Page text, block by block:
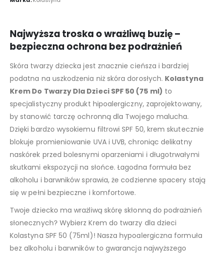
Najwyższa troska o wrażliwą buzię –
bezpieczna ochrona bez podrażnień
Skóra twarzy dziecka jest znacznie cieńsza i bardziej
podatna na uszkodzenia niż skóra dorosłych. Kolastyna
Krem Do Twarzy Dla Dzieci SPF 50 (75 ml) to
specjalistyczny produkt hipoalergiczny, zaprojektowany,
by stanowić tarczę ochronną dla Twojego malucha.
Dzięki bardzo wysokiemu filtrowi SPF 50, krem skutecznie
blokuje promieniowanie UVA i UVB, chroniąc delikatny
naskórek przed bolesnymi oparzeniami i długotrwałymi
skutkami ekspozycji na słońce. Łagodna formuła bez
alkoholu i barwników sprawia, że codzienne spacery stają
się w pełni bezpieczne i komfortowe.
Twoje dziecko ma wrażliwą skórę skłonną do podrażnień
słonecznych? Wybierz Krem do twarzy dla dzieci
Kolastyna SPF 50 (75ml)! Nasza hypoalergiczna formuła
bez alkoholu i barwników to gwarancja najwyższego